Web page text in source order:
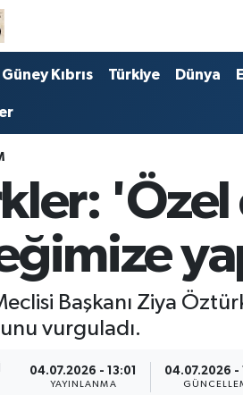
Güney Kıbrıs Türkiye Dünya
'Özel
Başkanı Ziya
vurguladı.
04.07.2026 - 13:01
YAYINLANMA
04.07.2026 -